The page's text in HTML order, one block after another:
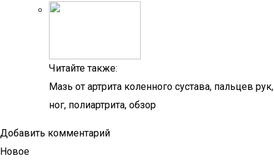
Читайте также:
Мазь от артрита коленного сустава, пальцев рук,
ног, полиартрита, обзор
Добавить комментарий
Новое